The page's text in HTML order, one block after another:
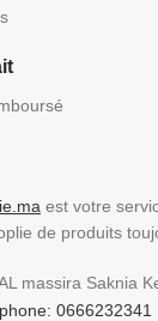
est votre
de produits
massira Saknia
0666232341